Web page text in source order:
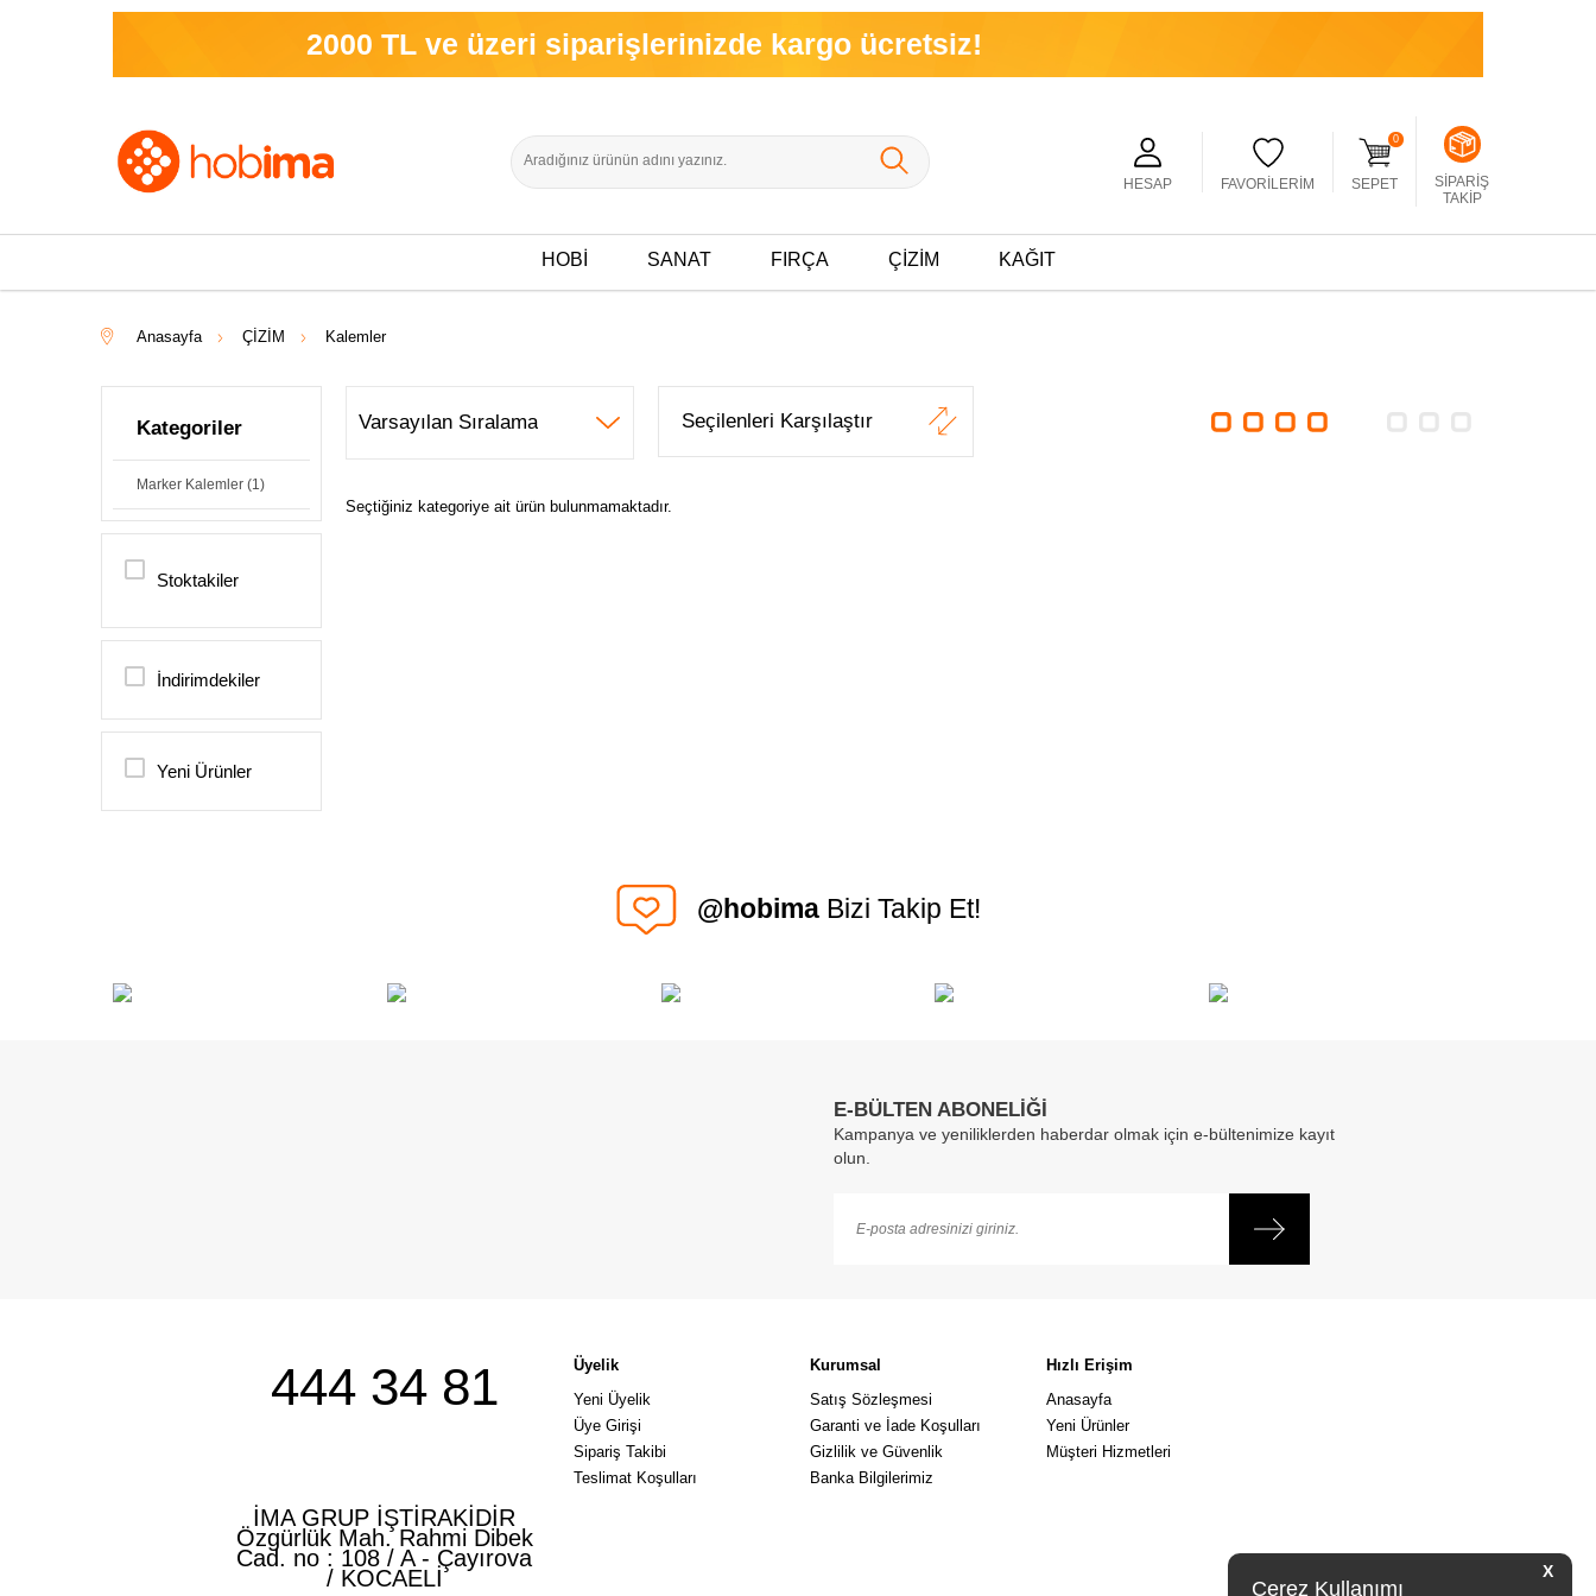
X
Çerez Kullanımı
2000 TL ve üzeri siparişlerinizde kargo ücretsiz!
HESAP FAVORILERIM SEPET
0
SIPARIŞ
TAKIP
HOBİ SANAT FIRÇA ÇİZİM KAĞIT
Anasayfa ÇİZİM Kalemler
Kategoriler
Marker Kalemler (1)
Stoktakiler
İndirimdekiler
Yeni Ürünler
Seçilenleri Karşılaştır
Seçtiğiniz kategoriye ait ürün bulunmamaktadır.
@hobimaBizi Takip Et!
E-BÜLTEN ABONELİĞİ
Kampanya ve yeniliklerden haberdar olmak için e-bültenimize kayıt
olun.
444 34 81
İMA GRUP İŞTİRAKİDİR
Özgürlük Mah. Rahmi Dibek
Cad. no : 108 / A - Çayırova
/ KOCAELİ
Üyelik
Yeni Üyelik
Üye Girişi
Sipariş Takibi
Teslimat Koşulları
Kurumsal
Satış Sözleşmesi
Garanti ve İade Koşulları
Gizlilik ve Güvenlik
Banka Bilgilerimiz
Hızlı Erişim
Anasayfa
Yeni Ürünler
Müşteri Hizmetleri